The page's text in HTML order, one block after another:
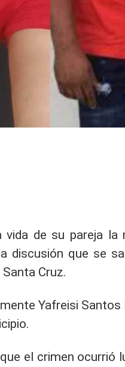
de su pareja la
discusión que se
Cruz.
Yafreisi
el crimen ocurrió